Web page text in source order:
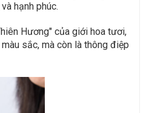
hạnh phúc.
Hương" của giới hoa tươi,
sắc, mà còn là thông điệp